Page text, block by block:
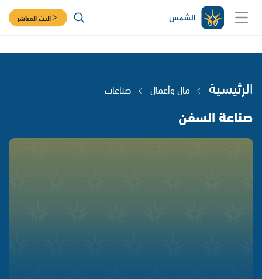
البث المباشر
الرئيسية مال وأعمال صناعات
صناعة السفن